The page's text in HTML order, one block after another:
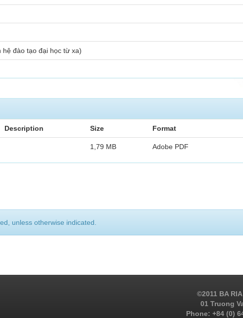
đào tạo đại học từ xa)
Description Size Format
1,79 MB Adobe PDF
unless otherwise indicated.
©2011 BA
01 Truong
Phone: +84 (0)